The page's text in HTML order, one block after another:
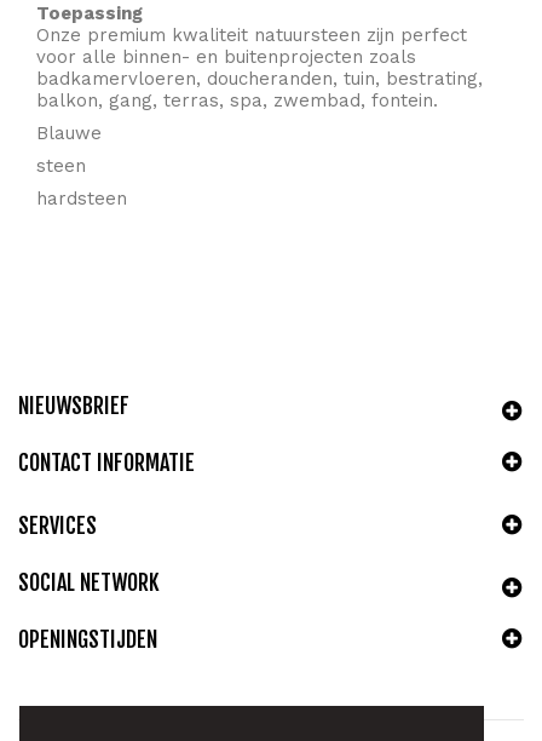
Toepassing
Onze premium kwaliteit natuursteen zijn perfect
voor alle binnen- en buitenprojecten zoals
badkamervloeren, doucheranden, tuin, bestrating,
balkon, gang, terras, spa, zwembad, fontein.
Blauwe
steen
hardsteen
NIEUWSBRIEF
CONTACT INFORMATIE
SERVICES
SOCIAL NETWORK
OPENINGSTIJDEN